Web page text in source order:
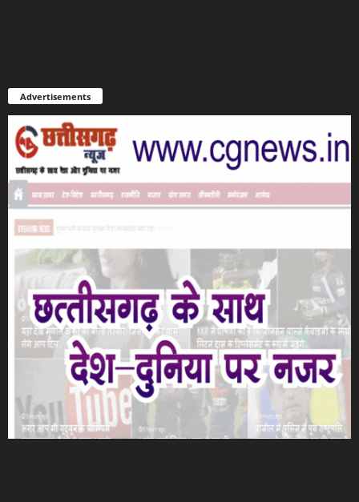
Advertisements